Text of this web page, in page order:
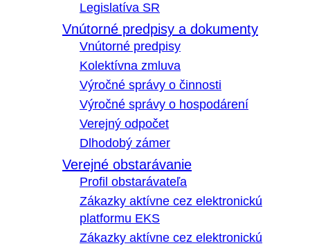
Legislatíva SR
Vnútorné predpisy a dokumenty
Vnútorné predpisy
Kolektívna zmluva
Výročné správy o činnosti
Výročné správy o hospodárení
Verejný odpočet
Dlhodobý zámer
Verejné obstarávanie
Profil obstarávateľa
Zákazky aktívne cez elektronickú
platformu EKS
Zákazky aktívne cez elektronickú